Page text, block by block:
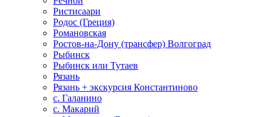
Ристисаари
Родос (Греция)
Романовская
Ростов-на-Дону (трансфер) Волгоград
Рыбинск
Рыбинск или Тутаев
Рязань
Рязань + экскурсия Константиново
с. Галанино
с. Макарий